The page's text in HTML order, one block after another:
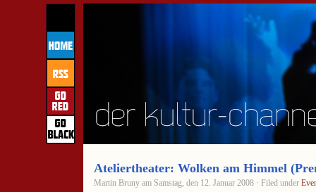
Ateliertheater: Wolken am Himmel
Martin Bruny am Samstag, den 12. Januar 2008 · Filed under